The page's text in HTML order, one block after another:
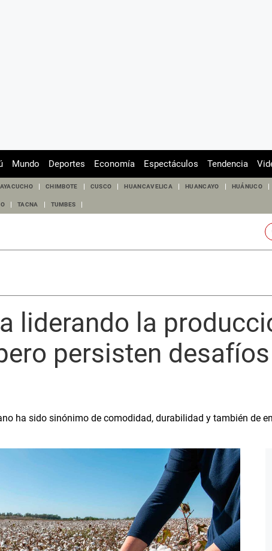
Mundo Deportes Economía Espectáculos Tendencia
AYACUCHO CHIMBOTE CUSCO HUANCAVELICA HUANCAYO HUÁNUCO
TACNA TUMBES
liderando la
persisten
ha sido sinónimo de comodidad, durabilidad y también de